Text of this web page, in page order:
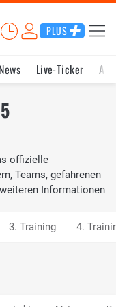
PLUS
News Live-Ticker
offizielle
Teams, gefahrenen
Informationen
3. Training 4.